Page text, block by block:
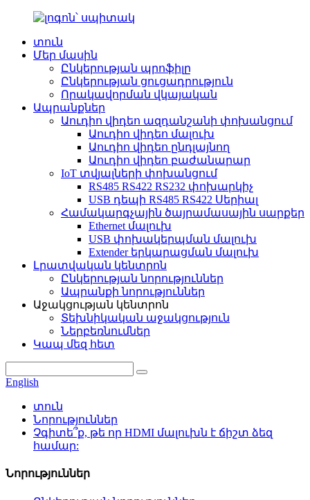
տուն
Մեր մասին
Ընկերության պրոֆիլը
Ընկերության ցուցադրություն
Որակավորման վկայական
Ապրանքներ
Աուդիո վիդեո ազդանշանի փոխանցում
Աուդիո վիդեո մալուխ
Աուդիո վիդեո ընդլայնող
Աուդիո վիդեո բաժանարար
IoT տվյալների փոխանցում
RS485 RS422 RS232 փոխարկիչ
USB դեպի RS485 RS422 Սերիալ
Համակարգչային ծայրամասային սարքեր
Ethernet մալուխ
USB փոխակերպման մալուխ
Extender երկարացման մալուխ
Լրատվական կենտրոն
Ընկերության նորություններ
Ապրանքի նորություններ
Աջակցության կենտրոն
Տեխնիկական աջակցություն
Ներբեռնումներ
Կապ մեզ հետ
English
տուն
Նորություններ
Չգիտե՞ք, թե որ HDMI մալուխն է ճիշտ ձեզ
համար:
Նորություններ